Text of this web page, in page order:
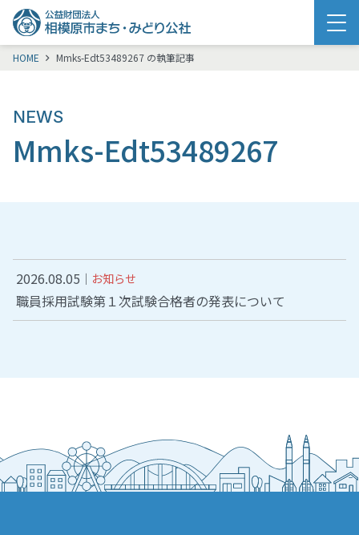
HOME Mmks-Edt53489267 の執筆記事
NEWS
Mmks-Edt53489267
職員採用試験第１次試験合格者の発表について
2026.08.05 お知らせ